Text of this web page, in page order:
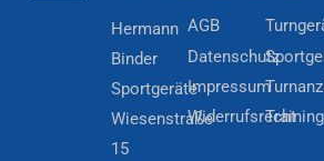
Hermann
Binder
Sportgeräte
Wiesenstraße
15
AGB
Datenschutz
Impressum
Widerrufsrecht